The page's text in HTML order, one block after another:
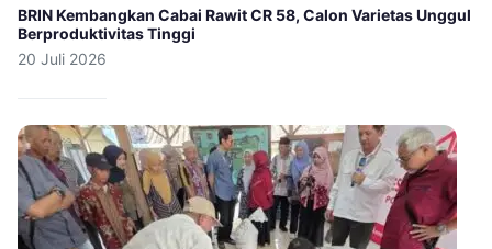
BRIN Kembangkan Cabai Rawit CR 58, Calon Varietas Unggul
Berproduktivitas Tinggi
20 Juli 2026